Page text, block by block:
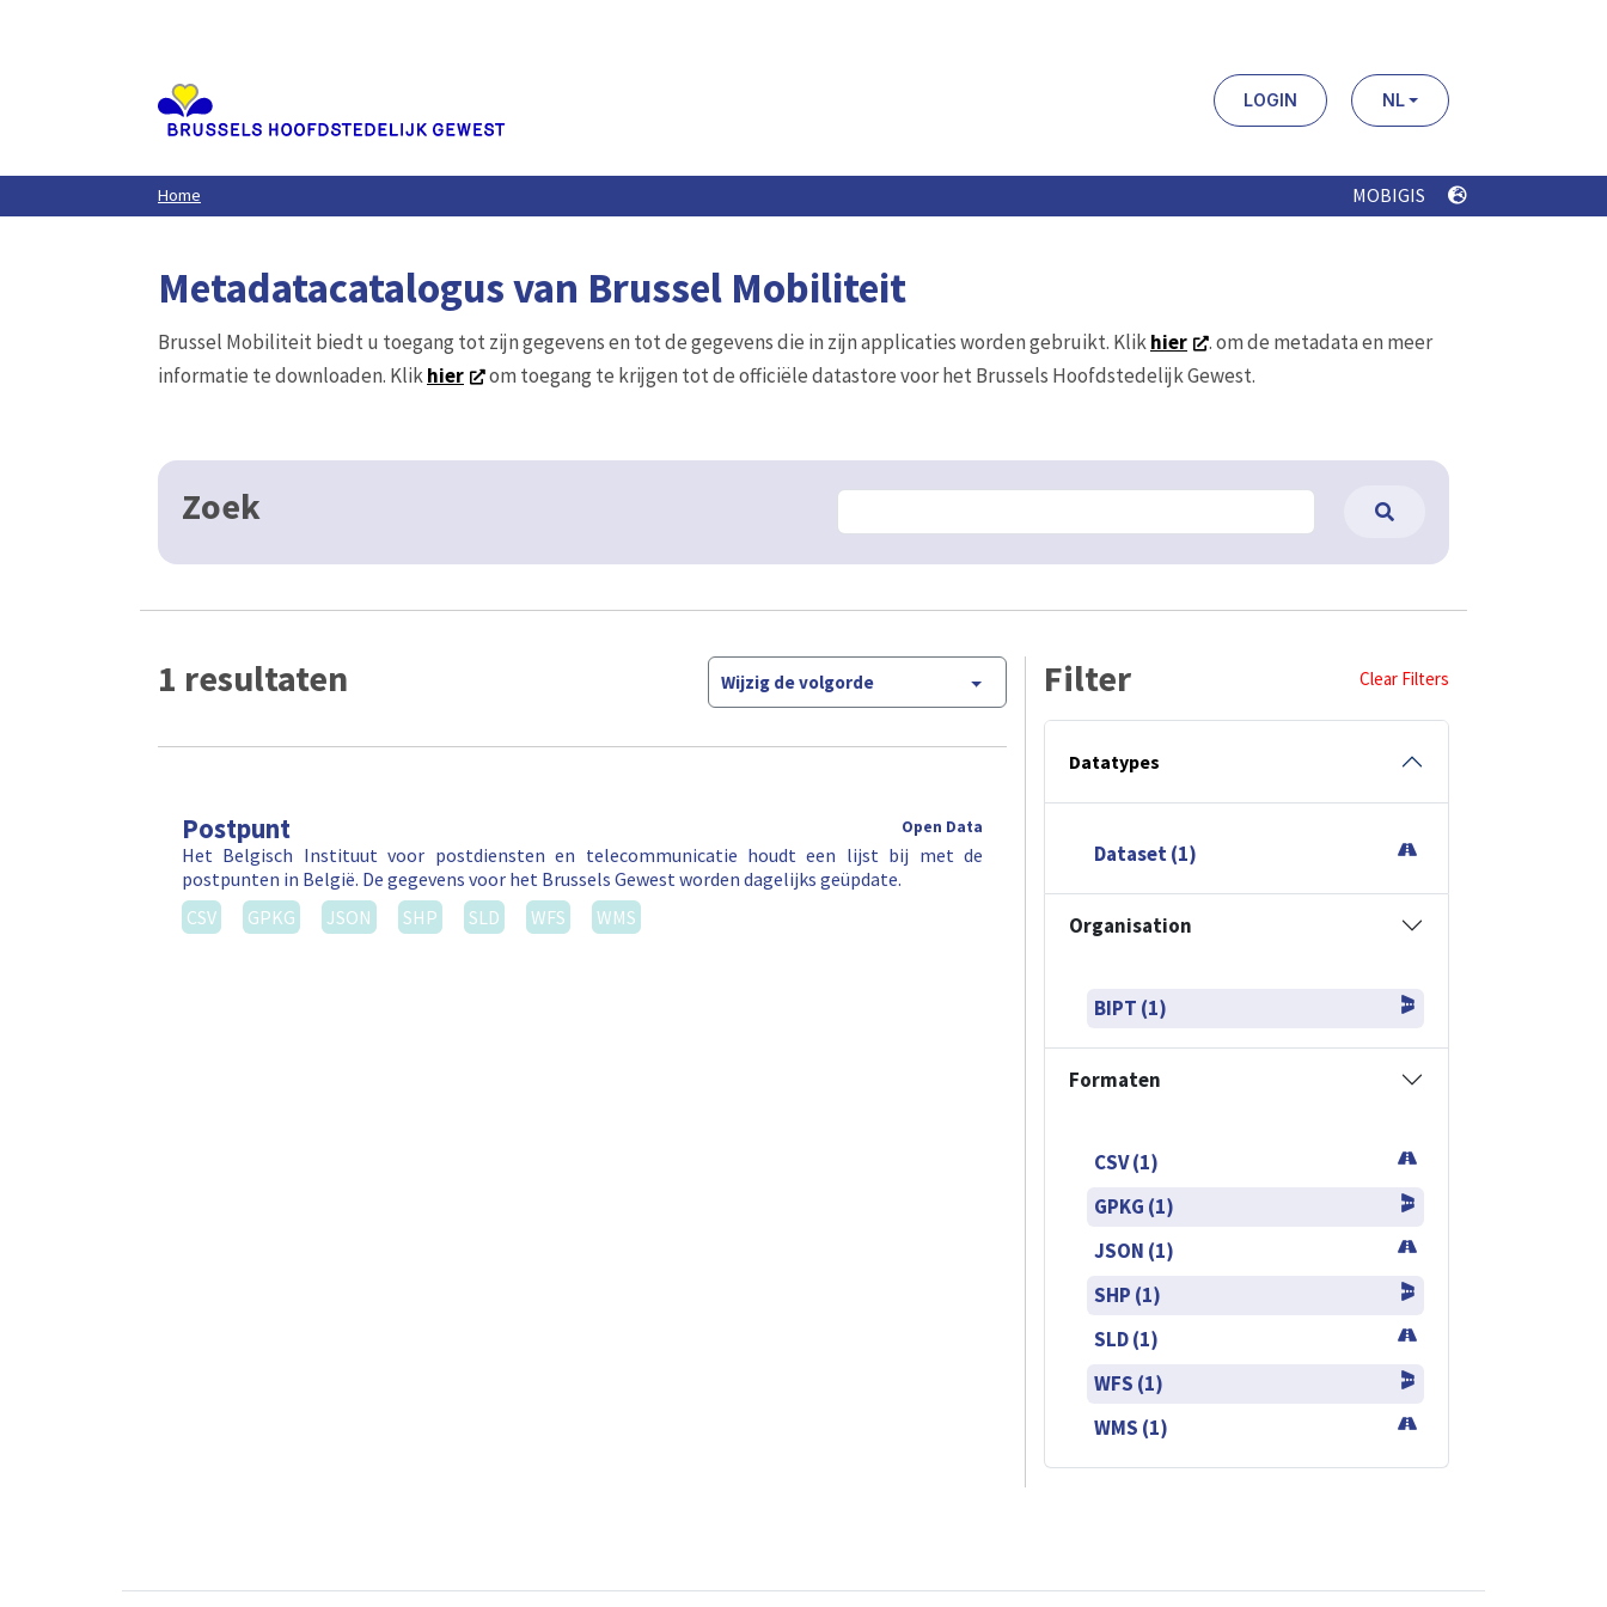
LOGIN NL
Home MOBIGIS
Metadatacatalogus van Brussel Mobiliteit
Brussel Mobiliteit biedt u toegang tot zijn gegevens en tot de gegevens die in zijn applicaties worden gebruikt. Klikhier
. om de metadata en meer
informatie te downloaden. Klikhier om toegang te krijgen tot de officiële datastore voor het Brussels Hoofdstedelijk Gewest.
Zoek
1 resultaten Wijzig de volgorde
Postpunt Open Data
Het Belgisch Instituut voor postdiensten en telecommunicatie houdt een lijst bij met de
postpunten in België. De gegevens voor het Brussels Gewest worden dagelijks geüpdate.
CSV
GPKG JSON SHP SLD WFS WMS
Filter Clear Filters
Datatypes
Dataset (1)
Organisation
BIPT (1)
Formaten
CSV (1)
GPKG (1)
JSON (1)
SHP (1)
SLD (1)
WFS (1)
WMS (1)